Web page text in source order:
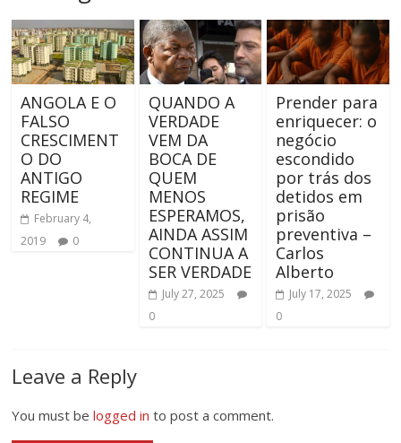
ANGOLA E O
FALSO
CRESCIMENT
O DO
ANTIGO
REGIME
February 4,
2019
0
QUANDO A
VERDADE
VEM DA
BOCA DE
QUEM
MENOS
ESPERAMOS,
AINDA ASSIM
CONTINUA A
SER VERDADE
July 27, 2025
0
Prender para
enriquecer: o
negócio
escondido
por trás dos
detidos em
prisão
preventiva –
Carlos
Alberto
July 17, 2025
0
Leave a Reply
You must belogged in to post a comment.